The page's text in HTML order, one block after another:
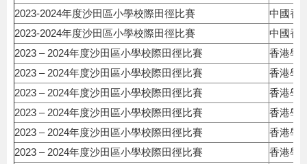
2023-2024年度沙田區小學校際田徑比賽
中國香
2023-2024年度沙田區小學校際田徑比賽
中國香
2023 – 2024年度沙田區小學校際田徑比賽
香港學
2023 – 2024年度沙田區小學校際田徑比賽
香港學
2023 – 2024年度沙田區小學校際田徑比賽
香港學
2023 – 2024年度沙田區小學校際田徑比賽
香港學
2023 – 2024年度沙田區小學校際田徑比賽
香港學
2023 – 2024年度沙田區小學校際田徑比賽
香港學